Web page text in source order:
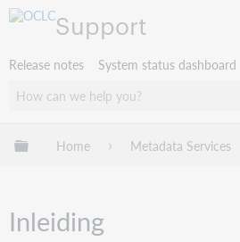
Support
Release notes System status dashboard
Expand/collapse global hierarchy
Home Metadata Services
Inleiding